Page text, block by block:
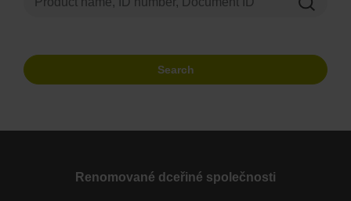
Search
Renomované dceřiné společnosti